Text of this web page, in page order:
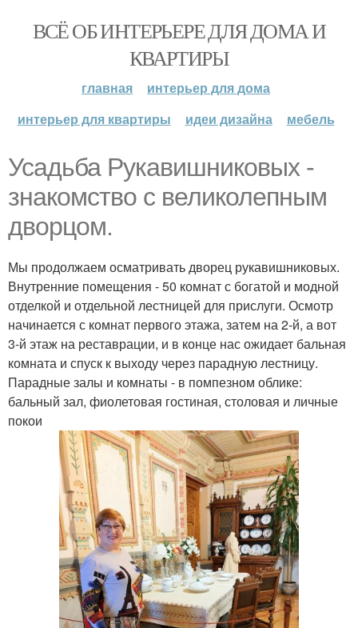
ВСЁ ОБ ИНТЕРЬЕРЕ ДЛЯ ДОМА И
КВАРТИРЫ
главная
интерьер для дома
интерьер для квартиры
идеи дизайна мебель
Усадьба Рукавишниковых -
знакомство с великолепным
дворцом.
Мы продолжаем осматривать дворец рукавишниковых.
Внутренние помещения - 50 комнат с богатой и модной
отделкой и отдельной лестницей для прислуги. Осмотр
начинается с комнат первого этажа, затем на 2-й, а вот
3-й этаж на реставрации, и в конце нас ожидает бальная
комната и спуск к выходу через парадную лестницу.
Парадные залы и комнаты - в помпезном облике:
бальный зал, фиолетовая гостиная, столовая и личные
покои